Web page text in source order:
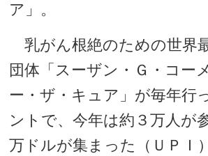
ア」。
乳がん根絶のための世界
団体「スーザン・Ｇ・コー
ー・ザ・キュア」が毎年行
ントで、今年は約３万人が
万ドルが集まった（ＵＰＩ）